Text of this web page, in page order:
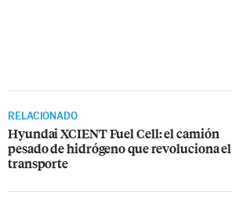
RELACIONADO
Hyundai XCIENT Fuel Cell: el camión
pesado de hidrógeno que revoluciona el
transporte